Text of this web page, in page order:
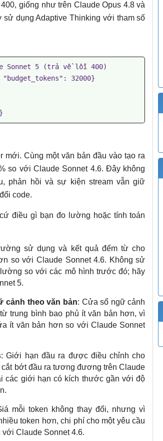
giống như trên Claude Opus 4.8 và
sử dụng Adaptive Thinking với tham số
Sonnet 5 (trả về lỗi 400)
32000}
mới. Cùng một văn bản đầu vào tạo ra
so với Claude Sonnet 4.6. Đây không
phản hồi và sự kiện stream vẫn giữ
code.
điều gì bạn đo lường hoặc tính toán
sử dụng và kết quả đếm từ cho
so với Claude Sonnet 4.6. Không sử
so với các mô hình trước đó; hãy
5.
cảnh theo văn bản: Cửa sổ ngữ cảnh
trung bình bao phủ ít văn bản hơn, vì
ít văn bản hơn so với Claude Sonnet
: Giới hạn đầu ra được điều chỉnh cho
bớt đầu ra tương đương trên Claude
các giới hạn có kích thước gần với độ
mỗi token không thay đổi, nhưng vì
token hơn, chi phí cho một yêu cầu
Claude Sonnet 4.6.